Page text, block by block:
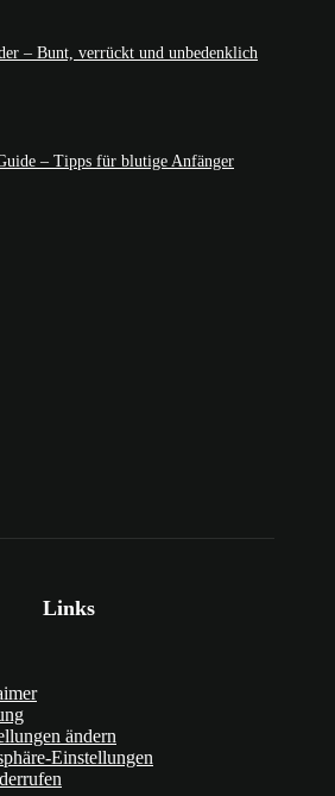
– Bunt, verrückt und unbedenklich
– Tipps für blutige Anfänger
Links
ändern
Einstellungen